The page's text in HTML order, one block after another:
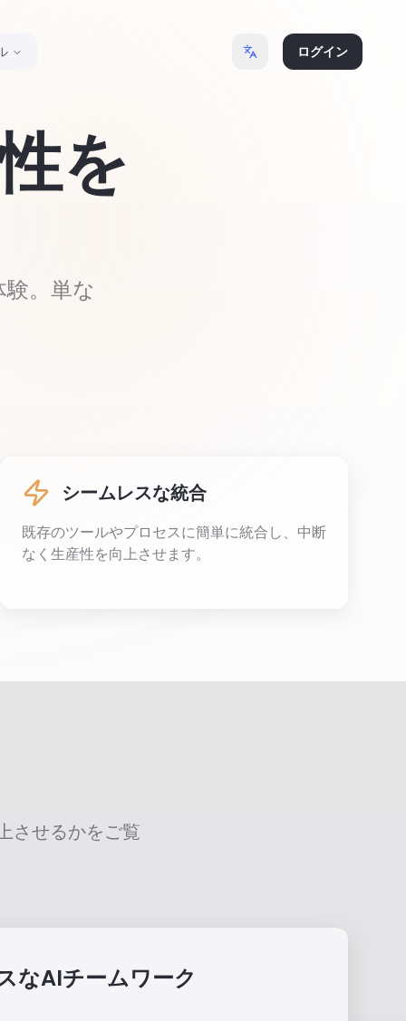
ログイン
を
。単な
シームレスな統合
既存のツールやプロセスに簡単に統合し、中断
なく生産性を向上させます。
させるかをご覧
なAIチームワーク